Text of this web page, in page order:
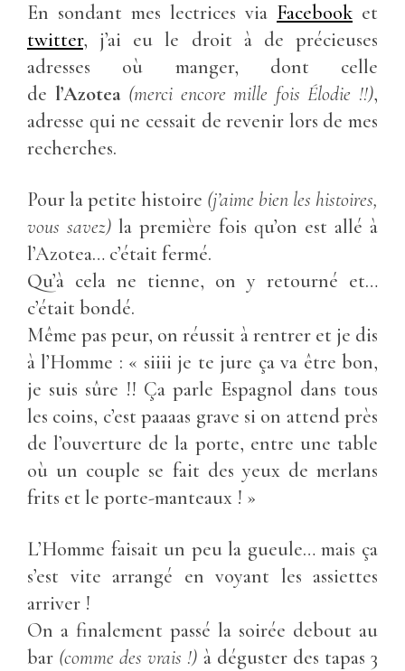
En sondant mes lectrices via Facebook et
twitter, j’ai eu le droit à de précieuses
adresses où manger, dont celle
de l’Azotea(merci encore mille fois Élodie !!),
adresse qui ne cessait de revenir lors de mes
recherches.
Pour la petite histoire (j’aime bien les histoires,
vous savez) la première fois qu’on est allé à
l’Azotea… c’était fermé.
Qu’à cela ne tienne, on y retourné et…
c’était bondé.
Même pas peur, on réussit à rentrer et je dis
à l’Homme : « siiii je te jure ça va être bon,
je suis sûre !! Ça parle Espagnol dans tous
les coins, c’est paaaas grave si on attend près
de l’ouverture de la porte, entre une table
où un couple se fait des yeux de merlans
frits et le porte-manteaux ! »
L’Homme faisait un peu la gueule… mais ça
s’est vite arrangé en voyant les assiettes
arriver !
On a finalement passé la soirée debout au
bar (comme des vrais !) à déguster des tapas 3